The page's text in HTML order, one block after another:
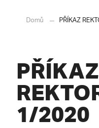
Domů PŘÍKAZ
PŘÍKAZ
1/2020